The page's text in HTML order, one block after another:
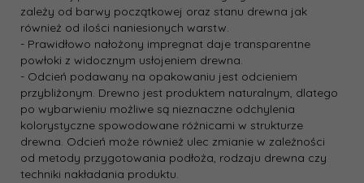
zależy od barwy początkowej oraz stanu drewna jak
również od ilości naniesionych warstw.
- Prawidłowo nałożony impregnat daje transparentne
powłoki z widocznym usłojeniem drewna.
- Odcień podawany na opakowaniu jest odcieniem
przybliżonym. Drewno jest produktem naturalnym, dlatego
po wybarwieniu możliwe są nieznaczne odchylenia
kolorystyczne spowodowane różnicami w strukturze
drewna. Odcień może również ulec zmianie w zależności
od metody przygotowania podłoża, rodzaju drewna czy
techniki nakładania produktu.